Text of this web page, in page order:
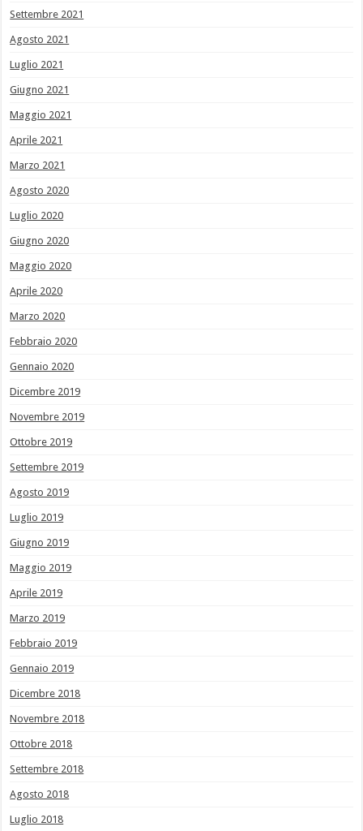
Settembre 2021
Agosto 2021
Luglio 2021
Giugno 2021
Maggio 2021
Aprile 2021
Marzo 2021
Agosto 2020
Luglio 2020
Giugno 2020
Maggio 2020
Aprile 2020
Marzo 2020
Febbraio 2020
Gennaio 2020
Dicembre 2019
Novembre 2019
Ottobre 2019
Settembre 2019
Agosto 2019
Luglio 2019
Giugno 2019
Maggio 2019
Aprile 2019
Marzo 2019
Febbraio 2019
Gennaio 2019
Dicembre 2018
Novembre 2018
Ottobre 2018
Settembre 2018
Agosto 2018
Luglio 2018